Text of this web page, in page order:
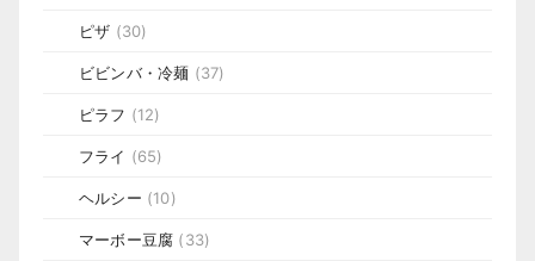
ピザ (30)
ビビンバ・冷麺 (37)
ピラフ (12)
フライ (65)
ヘルシー (10)
マーボー豆腐 (33)